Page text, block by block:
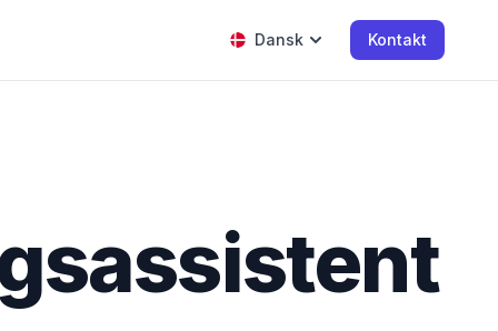
Dansk Kontakt